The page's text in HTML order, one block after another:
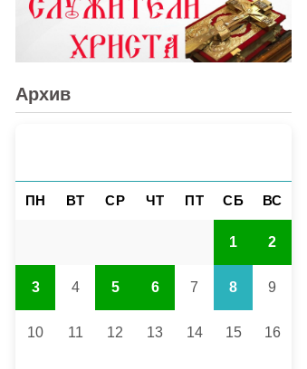
Архив
ПН ВТ СР ЧТ ПТ СБ ВС
1 2
3 4 5 6 7 8 9
10 11 12 13 14 15 16